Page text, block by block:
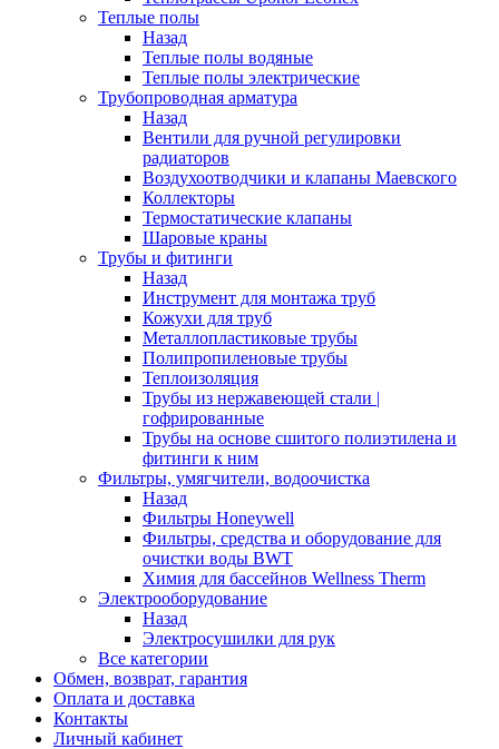
Теплые полы
Назад
Теплые полы водяные
Теплые полы электрические
Трубопроводная арматура
Назад
Вентили для ручной регулировки
радиаторов
Воздухоотводчики и клапаны Маевского
Коллекторы
Термостатические клапаны
Шаровые краны
Трубы и фитинги
Назад
Инструмент для монтажа труб
Кожухи для труб
Металлопластиковые трубы
Полипропиленовые трубы
Теплоизоляция
Трубы из нержавеющей стали |
гофрированные
Трубы на основе сшитого полиэтилена и
фитинги к ним
Фильтры, умягчители, водоочистка
Назад
Фильтры Honeywell
Фильтры, средства и оборудование для
очистки воды BWT
Химия для бассейнов Wellness Therm
Электрооборудование
Назад
Электросушилки для рук
Все категории
Обмен, возврат, гарантия
Оплата и доставка
Контакты
Личный кабинет